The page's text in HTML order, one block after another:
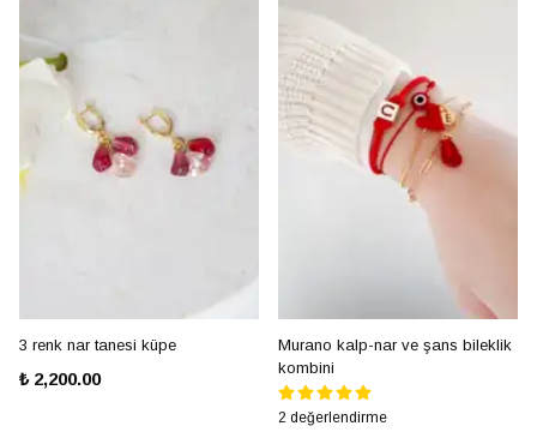
3 renk nar tanesi küpe
₺ 2,200.00
Murano kalp-nar ve şans bileklik
kombini
2 değerlendirme